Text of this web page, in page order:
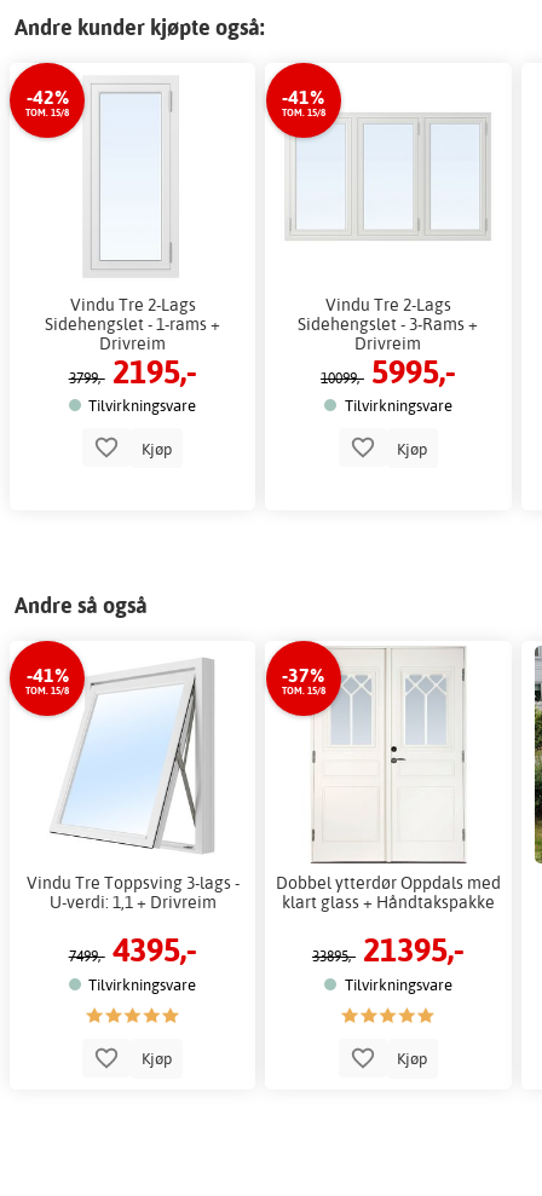
Andre kunder kjøpte også:
-42%
TOM. 15/8
Vindu Tre 2-Lags
Sidehengslet - 1-rams +
Drivreim
3799,- 2195,-
Tilvirkningsvare
Kjøp
-41%
TOM. 15/8
Vindu Tre 2-Lags
Sidehengslet - 3-Rams +
Drivreim
10099,- 5995,-
Tilvirkningsvare
Kjøp
Andre så også
-41%
TOM. 15/8
Vindu Tre Toppsving 3-lags -
U-verdi: 1,1 + Drivreim
7499,- 4395,-
Tilvirkningsvare
Kjøp
-37%
TOM. 15/8
Dobbel ytterdør Oppdals med
klart glass + Håndtakspakke
33895,- 21395,-
Tilvirkningsvare
Kjøp